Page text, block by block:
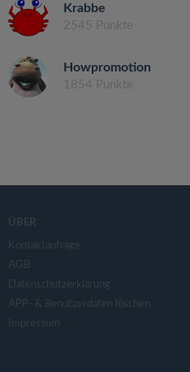
Krabbe
2545 Punkte
Howpromotion
1854 Punkte
ÜBER
Kontaktanfrage
AGB
Datenschutzerklärung
APP- & Benutzerdaten löschen
Impressum